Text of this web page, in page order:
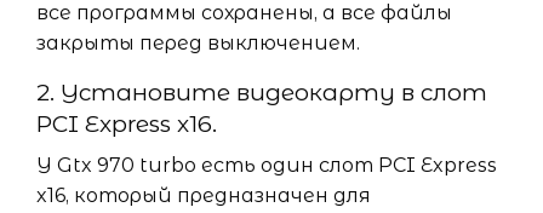
все программы сохранены, а все файлы
закрыты перед выключением.
2. Установите видеокарту в слот
PCI Express x16.
У Gtx 970 turbo есть один слот PCI Express
x16, который предназначен для